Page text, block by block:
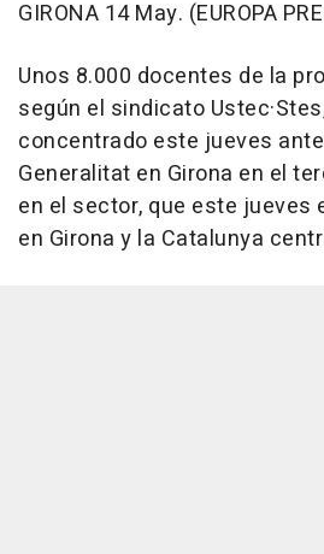
GIRONA 14 May. (EUROPA
Unos 8.000 docentes de la
según el sindicato
concentrado este jueves
Generalitat en Girona en el
en el sector, que este jueves
en Girona y la Catalunya